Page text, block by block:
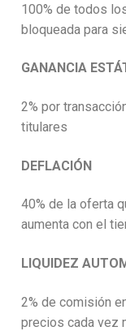
100% de todos
bloqueada para
GANANCIA
2% por
titulares
DEFLACIÓN
40% de la oferta
aumenta con el
LIQUIDEZ
2% de comisión
precios cada vez